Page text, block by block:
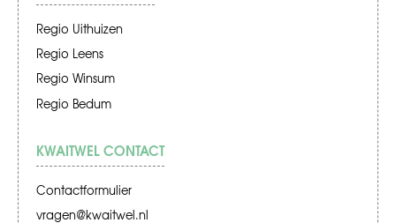
Regio Uithuizen
Regio Leens
Regio Winsum
Regio Bedum
KWAITWEL CONTACT
Contactformulier
vragen@kwaitwel.nl